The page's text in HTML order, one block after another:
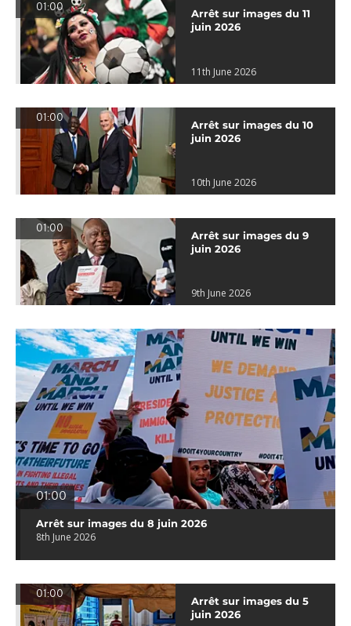
01:00
Arrêt sur images du 11
juin 2026
11th June 2026
01:00
Arrêt sur images du 10
juin 2026
10th June 2026
01:00
Arrêt sur images du 9
juin 2026
9th June 2026
01:00
Arrêt sur images du 8 juin 2026
8th June 2026
01:00
Arrêt sur images du 5
juin 2026